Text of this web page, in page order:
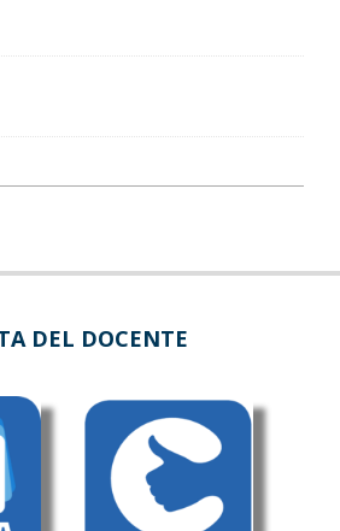
DEL DOCENTE